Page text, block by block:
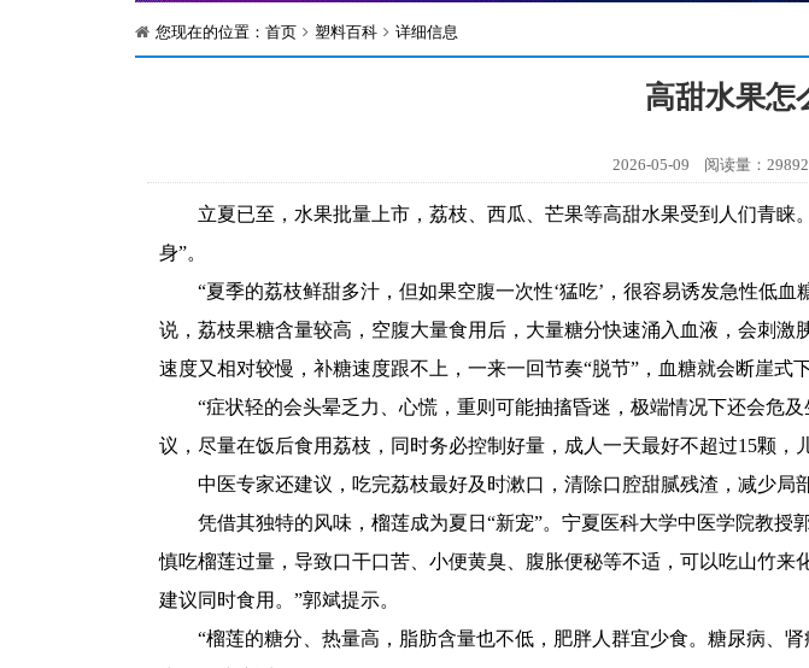
您现在的位置： 首页 塑料百科 详细信息
高甜水果怎
2026-05-09 阅读量：
立夏已至，水果批量上市，荔枝、西瓜、芒果等高甜水果受到人们青
身”。
“夏季的荔枝鲜甜多汁，但如果空腹一次性‘猛吃’，很容易诱发急性低
说，荔枝果糖含量较高，空腹大量食用后，大量糖分快速涌入血液，会刺
速度又相对较慢，补糖速度跟不上，一来一回节奏“脱节”，血糖就会断崖式下
“症状轻的会头晕乏力、心慌，重则可能抽搐昏迷，极端情况下还会危
议，尽量在饭后食用荔枝，同时务必控制好量，成人一天最好不超过15颗，
中医专家还建议，吃完荔枝最好及时漱口，清除口腔甜腻残渣，减少局
凭借其独特的风味，榴莲成为夏日“新宠”。宁夏医科大学中医学院教
慎吃榴莲过量，导致口干口苦、小便黄臭、腹胀便秘等不适，可以吃山竹
建议同时食用。”郭斌提示。
“榴莲的糖分、热量高，脂肪含量也不低，肥胖人群宜少食。糖尿病、